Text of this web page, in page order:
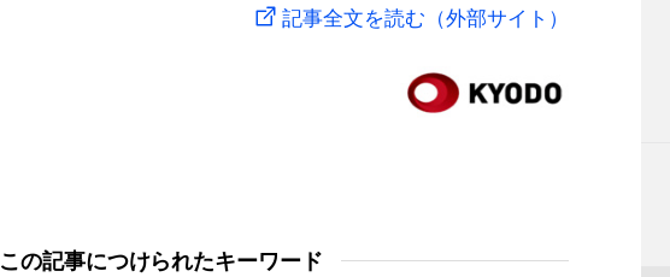
記事全文を読む（外部サイト）
この記事につけられたキーワード